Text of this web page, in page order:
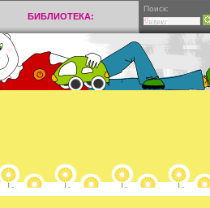
БИБЛИОТЕКА:
Поиск: